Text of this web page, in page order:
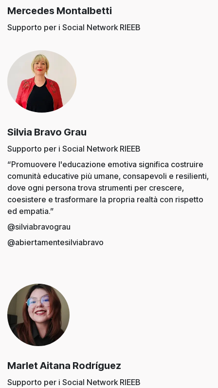
Mercedes Montalbetti
Supporto per i Social Network RIEEB
Silvia Bravo Grau
Supporto per i Social Network RIEEB
“Promuovere l'educazione emotiva significa costruire
comunità educative più umane, consapevoli e resilienti,
dove ogni persona trova strumenti per crescere,
coesistere e trasformare la propria realtà con rispetto
ed empatia.”
@silviabravograu
@abiertamentesilviabravo
Marlet Aitana Rodríguez
Supporto per i Social Network RIEEB